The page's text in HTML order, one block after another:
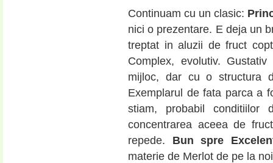
Continuam cu un clasic:
nici o prezentare. E deja un
treptat in aluzii de fruct
Complex, evolutiv.
mijloc, dar cu o structura
Exemplarul de fata parca a
stiam, probabil
concentrarea aceea de
repede. Bun spre
materie de Merlot de pe la